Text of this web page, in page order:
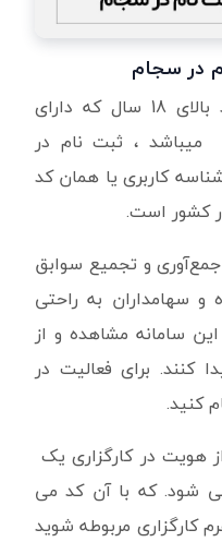
در سجام
اولین قدم قانونی برای هر فرد بالای 18 سال که دارای
میباشد ، ثبت نام در
کاربری یا همان کد
کشور است.
و تجمیع سوابق
و سهامداران به راحتی
سامانه مشاهده و از
کنند. برای فعالیت در
کنید.
هویت در کارگزاری یک
شود. که با آن کد می
کارگزاری مربوطه شوید